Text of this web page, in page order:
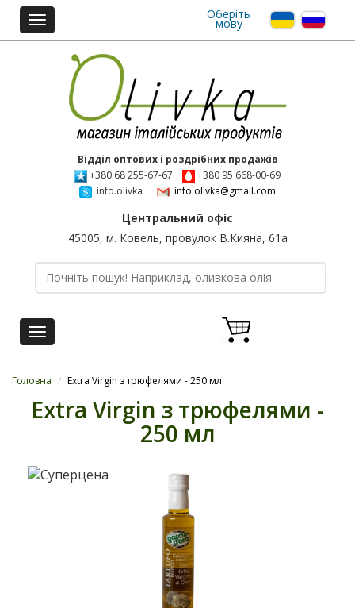
Toggle
navigation
Оберіть
мову
Відділ оптових і роздрібних продажів
+380 68 255-67-67
+380 95 668-00-69
info.olivka
info.olivka@gmail.com
Центральний офіс
45005, м. Ковель, провулок В.Кияна, 61а
Toggle
navigation
Головна / Extra Virgin з трюфелями - 250 мл
Extra Virgin з трюфелями -
250 мл